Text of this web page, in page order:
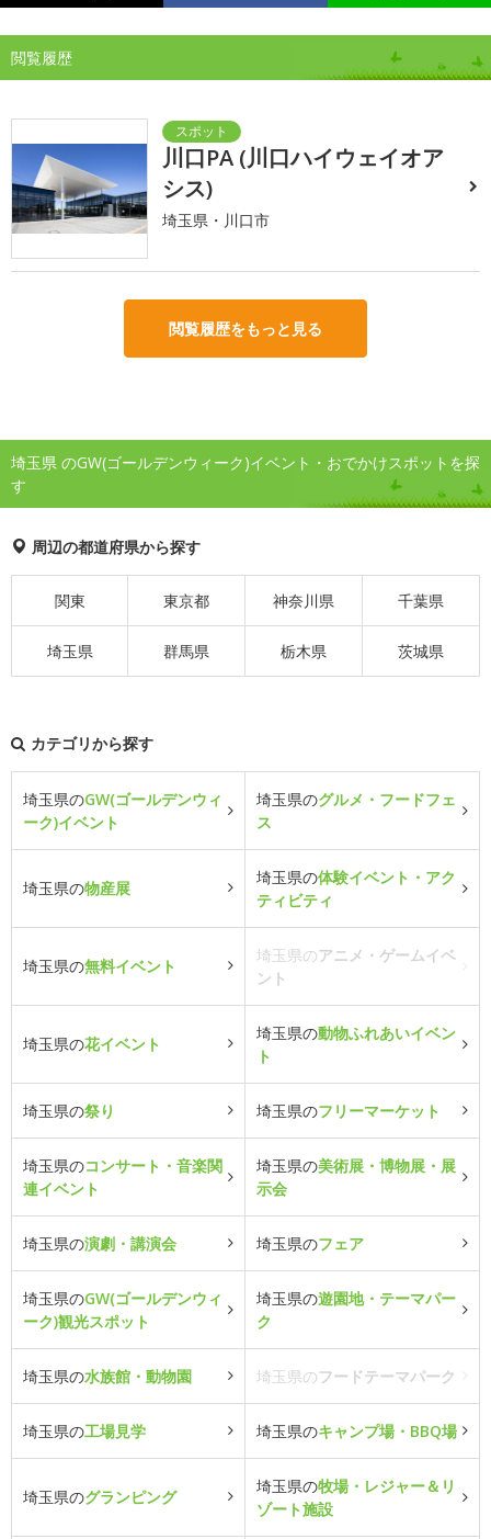
閲覧履歴
川口PA (川口ハイウェイオア
シス)
埼玉県・川口市
閲覧履歴をもっと見る
埼玉県 のGW(ゴールデンウィーク)イベント・おでかけスポットを探
す
周辺の都道府県から探す
関東 東京都 神奈川県 千葉県
埼玉県 群馬県 栃木県 茨城県
カテゴリから探す
埼玉県のGW(ゴールデンウィ
ーク)イベント
埼玉県のグルメ・フードフェ
ス
埼玉県の物産展
埼玉県の体験イベント・アク
ティビティ
埼玉県の無料イベント
埼玉県のアニメ・ゲームイベ
ント
埼玉県の花イベント
埼玉県の動物ふれあいイベン
ト
埼玉県の祭り 埼玉県のフリーマーケット
埼玉県のコンサート・音楽関
連イベント
埼玉県の美術展・博物展・展
示会
埼玉県の演劇・講演会 埼玉県のフェア
埼玉県のGW(ゴールデンウィ
ーク)観光スポット
埼玉県の遊園地・テーマパー
ク
埼玉県の水族館・動物園 埼玉県のフードテーマパーク
埼玉県の工場見学 埼玉県のキャンプ場・BBQ場
埼玉県のグランピング
埼玉県の牧場・レジャー＆リ
ゾート施設